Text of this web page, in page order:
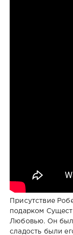
Присутствие
подарком
Любовью. Он был
сладость были